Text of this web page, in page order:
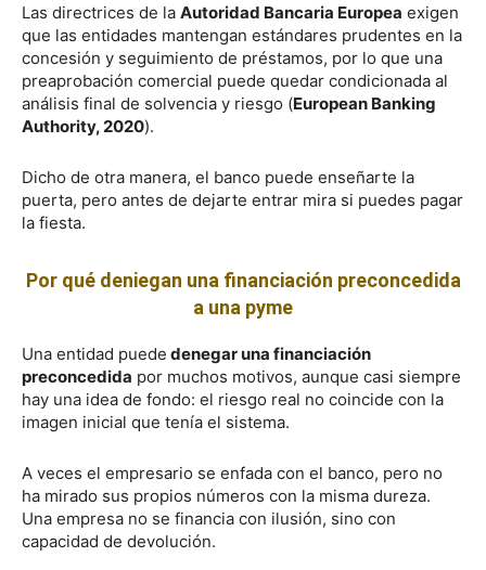
Las directrices de la Autoridad Bancaria Europea exigen
que las entidades mantengan estándares prudentes en la
concesión y seguimiento de préstamos, por lo que una
preaprobación comercial puede quedar condicionada al
análisis final de solvencia y riesgo (European Banking
Authority, 2020).
Dicho de otra manera, el banco puede enseñarte la
puerta, pero antes de dejarte entrar mira si puedes pagar
la fiesta.
Por qué deniegan una financiación preconcedida
a una pyme
Una entidad puede denegar una financiación
preconcedida por muchos motivos, aunque casi siempre
hay una idea de fondo: el riesgo real no coincide con la
imagen inicial que tenía el sistema.
A veces el empresario se enfada con el banco, pero no
ha mirado sus propios números con la misma dureza.
Una empresa no se financia con ilusión, sino con
capacidad de devolución.